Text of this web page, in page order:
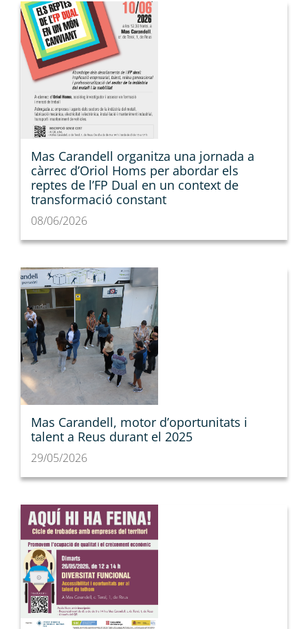
Mas Carandell organitza una jornada a
càrrec d’Oriol Homs per abordar els
reptes de l’FP Dual en un context de
transformació constant
08/06/2026
Mas Carandell, motor d’oportunitats i
talent a Reus durant el 2025
29/05/2026